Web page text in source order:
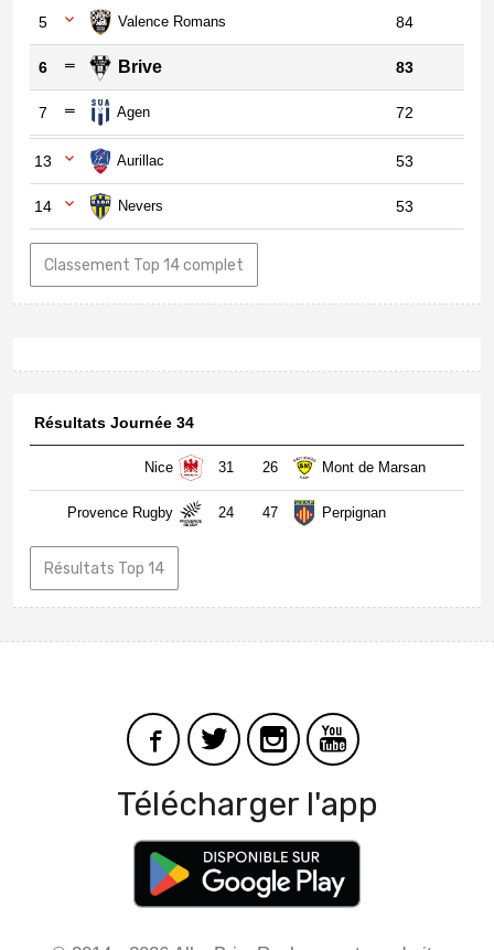
5 Valence Romans 84
6 Brive 83
7 Agen 72
13 Aurillac 53
14 Nevers 53
Classement Top 14 complet
Résultats Journée 34
Nice 31 26 Mont de Marsan
Provence Rugby 24 47 Perpignan
Résultats Top 14
Télécharger l'app